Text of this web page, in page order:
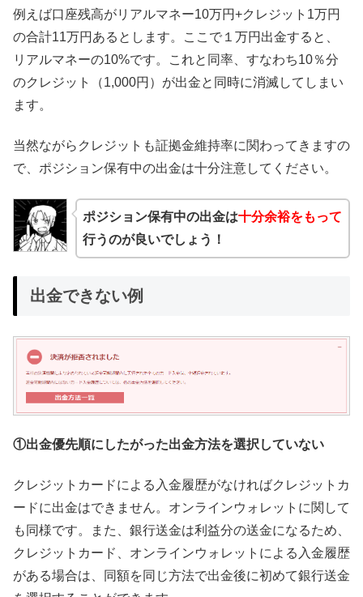
例えば口座残高がリアルマネー10万円+クレジット1万円
の合計11万円あるとします。ここで１万円出金すると、
リアルマネーの10%です。これと同率、すなわち10％分
のクレジット（1,000円）が出金と同時に消滅してしまい
ます。
当然ながらクレジットも証拠金維持率に関わってきますの
で、ポジション保有中の出金は十分注意してください。
ポジション保有中の出金は十分余裕をもって
行うのが良いでしょう！
出金できない例
①出金優先順にしたがった出金方法を選択していない
クレジットカードによる入金履歴がなければクレジットカ
ードに出金はできません。オンラインウォレットに関して
も同様です。また、銀行送金は利益分の送金になるため、
クレジットカード、オンラインウォレットによる入金履歴
がある場合は、同額を同じ方法で出金後に初めて銀行送金